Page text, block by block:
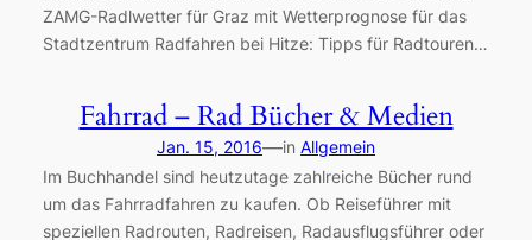
ZAMG-Radlwetter für Graz mit Wetterprognose für das
Stadtzentrum Radfahren bei Hitze: Tipps für Radtouren…
Fahrrad – Rad Bücher & Medien
Jan. 15, 2016—in Allgemein
Im Buchhandel sind heutzutage zahlreiche Bücher rund
um das Fahrradfahren zu kaufen. Ob Reiseführer mit
speziellen Radrouten, Radreisen, Radausflugsführer oder